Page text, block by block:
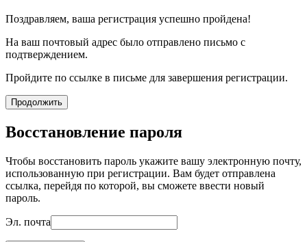
Поздравляем, ваша регистрация успешно пройдена!
На ваш почтовый адрес было отправлено письмо с
подтверждением.
Пройдите по ссылке в письме для завершения регистрации.
Продолжить
Восстановление пароля
Чтобы восстановить пароль укажите вашу электронную почту,
использованную при регистрации. Вам будет отправлена
ссылка, перейдя по которой, вы сможете ввести новый
пароль.
Эл. почта